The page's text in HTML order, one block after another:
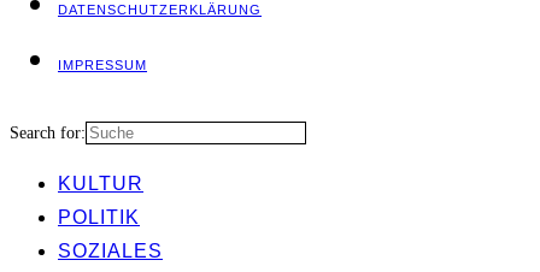
DATEN­SCHUTZ­ER­KLÄ­RUNG
IMPRES­SUM
Search for:
KUL­TUR
POLI­TIK
SOZIA­LES